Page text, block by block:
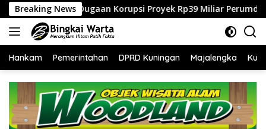
Langsung
ke
konten
Breaking News
Proyek Rp39 Miliar Perumdam Tirta Darma Ayu Disorot,
Hankam Pemerintahan DPRD Kuningan Majalengka